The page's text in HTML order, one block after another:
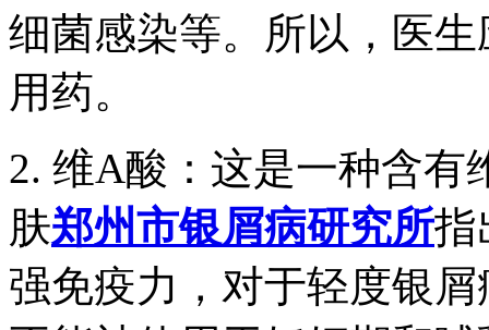
细菌感染等。所以，医
用药。
2. 维A酸：这是一种含有
肤郑州市银屑病研究所指
强免疫力，对于轻度银